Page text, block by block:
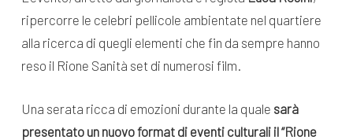
ripercorre le celebri pellicole ambientate nel quartiere
alla ricerca di quegli elementi che fin da sempre hanno
reso il Rione Sanità set di numerosi film.
Una serata ricca di emozioni durante la quale sarà
presentato un nuovo format di eventi culturali il “Rione
Seguici sui social: